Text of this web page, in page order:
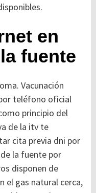
en
fuente
Vacunación
teléfono oficial
principio del
de la itv te
cita previa dni por
la fuente por
disponen de
el gas natural cerca,